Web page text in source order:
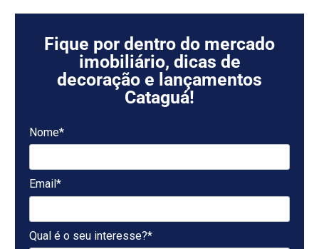
Fique por dentro do mercado
imobiliário, dicas de
decoração e lançamentos
Cataguá!
Nome*
Email*
Qual é o seu interesse?*